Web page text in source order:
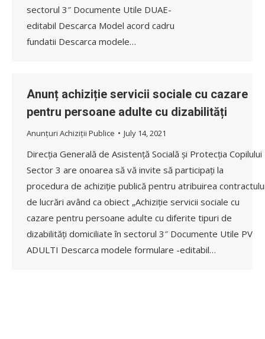
sectorul 3″ Documente Utile DUAE-
editabil Descarca Model acord cadru
fundatii Descarca modele…
Anunț achiziție servicii sociale cu cazare
pentru persoane adulte cu dizabilități
Anunțuri Achiziții Publice July 14, 2021
Direcția Generală de Asistență Socială și Protecția Copilului
Sector 3 are onoarea să vă invite să participați la
procedura de achiziție publică pentru atribuirea
de lucrări având ca obiect „Achiziție servicii sociale cu
cazare pentru persoane adulte cu diferite tipuri de
dizabilități domiciliate în sectorul 3″ Documente Utile PV
ADULTI Descarca modele formulare -editabil…